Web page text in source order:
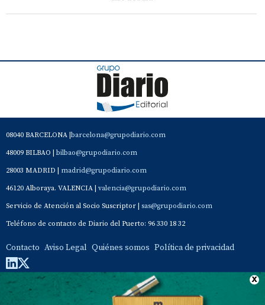
08040 BARCELONA | barcelona@grupodiario.com
48009 BILBAO | bilbao@grupodiario.com
28003 MADRID | madrid@grupodiario.com
46120 Alboraya. VALENCIA | valencia@grupodiario.com
Servicio de Atención al Socio Suscriptor | sas@grupodiario.com
Teléfono de contacto de Diario del Puerto: 96 330 18 32
Contacto Aviso Legal Quiénes somos Política de privacidad